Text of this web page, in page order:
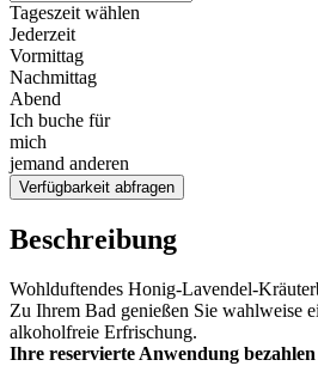
Tageszeit wählen
Jederzeit
Vormittag
Nachmittag
Abend
Ich buche für
mich
jemand anderen
Verfügbarkeit abfragen
Beschreibung
Wohlduftendes Honig-Lavendel-
Zu Ihrem Bad genießen Sie wahlweise
alkoholfreie Erfrischung.
Ihre reservierte Anwendung